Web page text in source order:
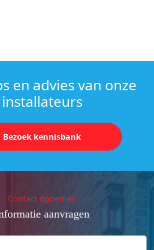
en advies van onze
installateurs
Bezoek kennisbank
Contact opnemen
aanvragen